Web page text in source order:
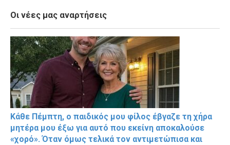
Οι νέες μας αναρτήσεις
Κάθε Πέμπτη, ο παιδικός μου φίλος έβγαζε τη χήρα
μητέρα μου έξω για αυτό που εκείνη αποκαλούσε
«χορό». Όταν όμως τελικά τον αντιμετώπισα και